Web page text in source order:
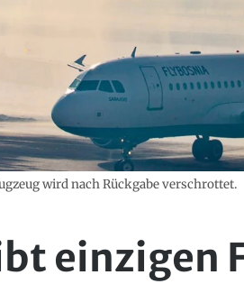
wird nach Rückgabe verschrottet.
einzigen